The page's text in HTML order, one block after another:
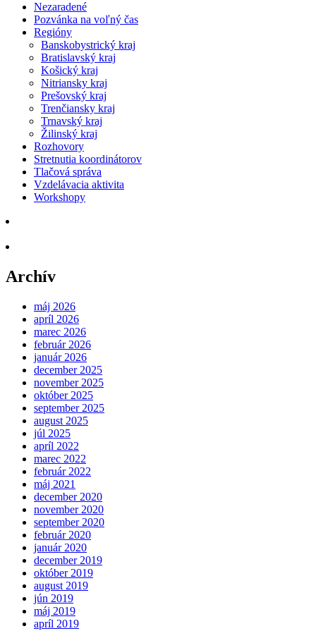
Nezaradené
Pozvánka na voľný čas
Regióny
Banskobystrický kraj
Bratislavský kraj
Košický kraj
Nitriansky kraj
Prešovský kraj
Trenčiansky kraj
Trnavský kraj
Žilinský kraj
Rozhovory
Stretnutia koordinátorov
Tlačová správa
Vzdelávacia aktivita
Workshopy
Archív
máj 2026
apríl 2026
marec 2026
február 2026
január 2026
december 2025
november 2025
október 2025
september 2025
august 2025
júl 2025
apríl 2022
marec 2022
február 2022
máj 2021
december 2020
november 2020
september 2020
február 2020
január 2020
december 2019
október 2019
august 2019
jún 2019
máj 2019
apríl 2019